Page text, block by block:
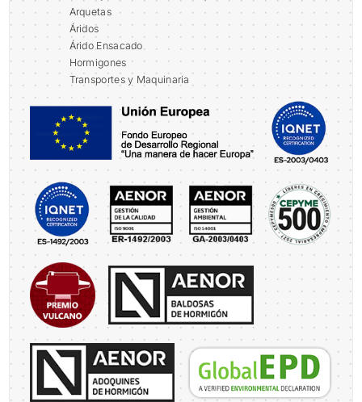
Arquetas
Áridos
Árido Ensacado
Hormigones
Transportes y Maquinaria